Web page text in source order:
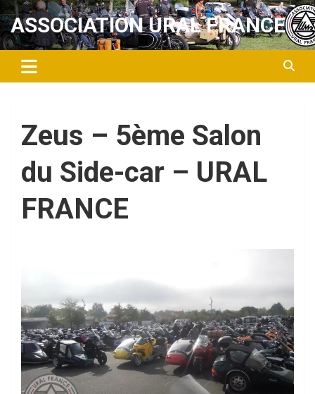
Aller
au
contenu
ASSOCIATION URAL FRANCE
Zeus – 5ème Salon
du Side-car – URAL
FRANCE